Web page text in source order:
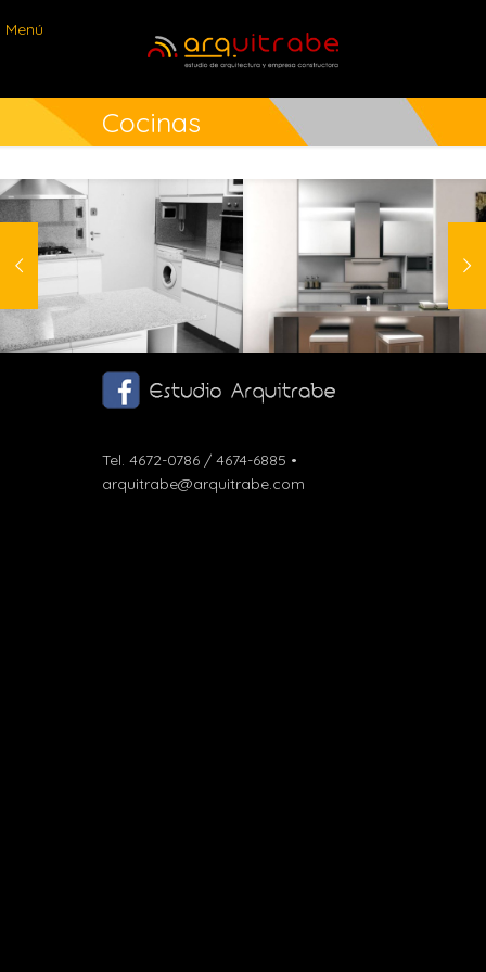
Menú
Cocinas
Escala de grises
Tel. 4672-0786 / 4674-6885 •
arquitrabe@arquitrabe.com